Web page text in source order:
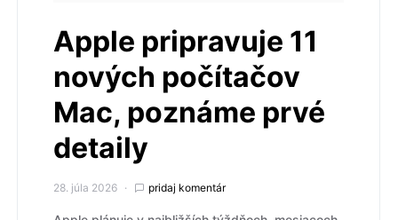
Apple pripravuje 11
nových počítačov
Mac, poznáme prvé
detaily
28. júla 2026 pridaj komentár